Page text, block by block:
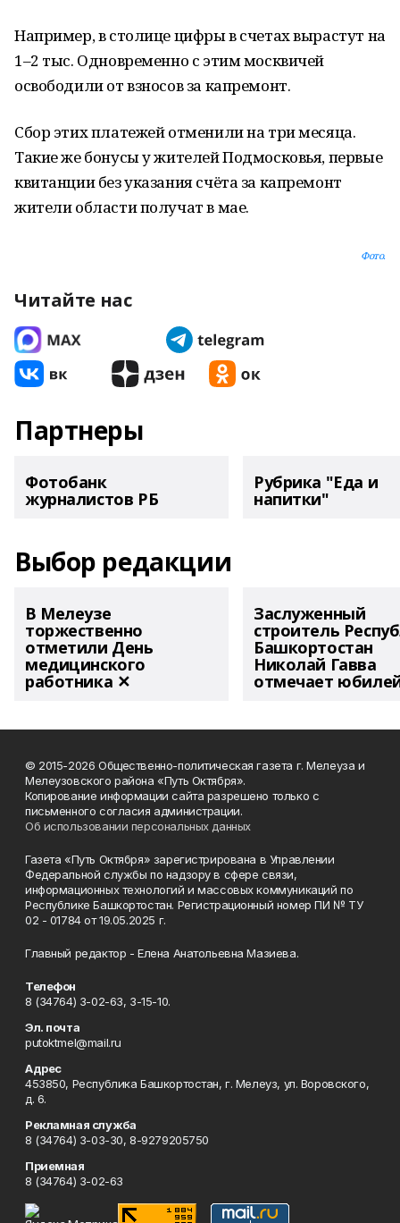
Например, в столице цифры в счетах вырастут на
1–2 тыс. Одновременно с этим москвичей
освободили от взносов за капремонт.
Сбор этих платежей отменили на три месяца.
Такие же бонусы у жителей Подмосковья, первые
квитанции без указания счёта за капремонт
жители области получат в мае.
Фото.
Читайте нас
Партнеры
Фотобанк
журналистов РБ
Рубрика "Еда и
напитки"
Выбор редакции
В Мелеузе
торжественно
отметили День
медицинского
работника ✕
Заслуженный
строитель
Башкортостан
Николай Гавва
отмечает
© 2015-2026 Общественно-политическая газета г. Мелеуза и
Мелеузовского района «Путь Октября».
Копирование информации сайта разрешено только с
письменного согласия администрации.
Об использовании персональных данных
Газета «Путь Октября» зарегистрирована в Управлении
Федеральной службы по надзору в сфере связи,
информационных технологий и массовых коммуникаций по
Республике Башкортостан. Регистрационный номер ПИ № ТУ
02 - 01784 от 19.05.2025 г.
Главный редактор - Елена Анатольевна Мазиева.
Телефон
8 (34764) 3-02-63, 3-15-10.
Эл. почта
putoktmel@mail.ru
Адрес
453850, Республика Башкортостан, г. Мелеуз, ул. Воровского,
д. 6.
Рекламная служба
8 (34764) 3-03-30, 8-9279205750
Приемная
8 (34764) 3-02-63